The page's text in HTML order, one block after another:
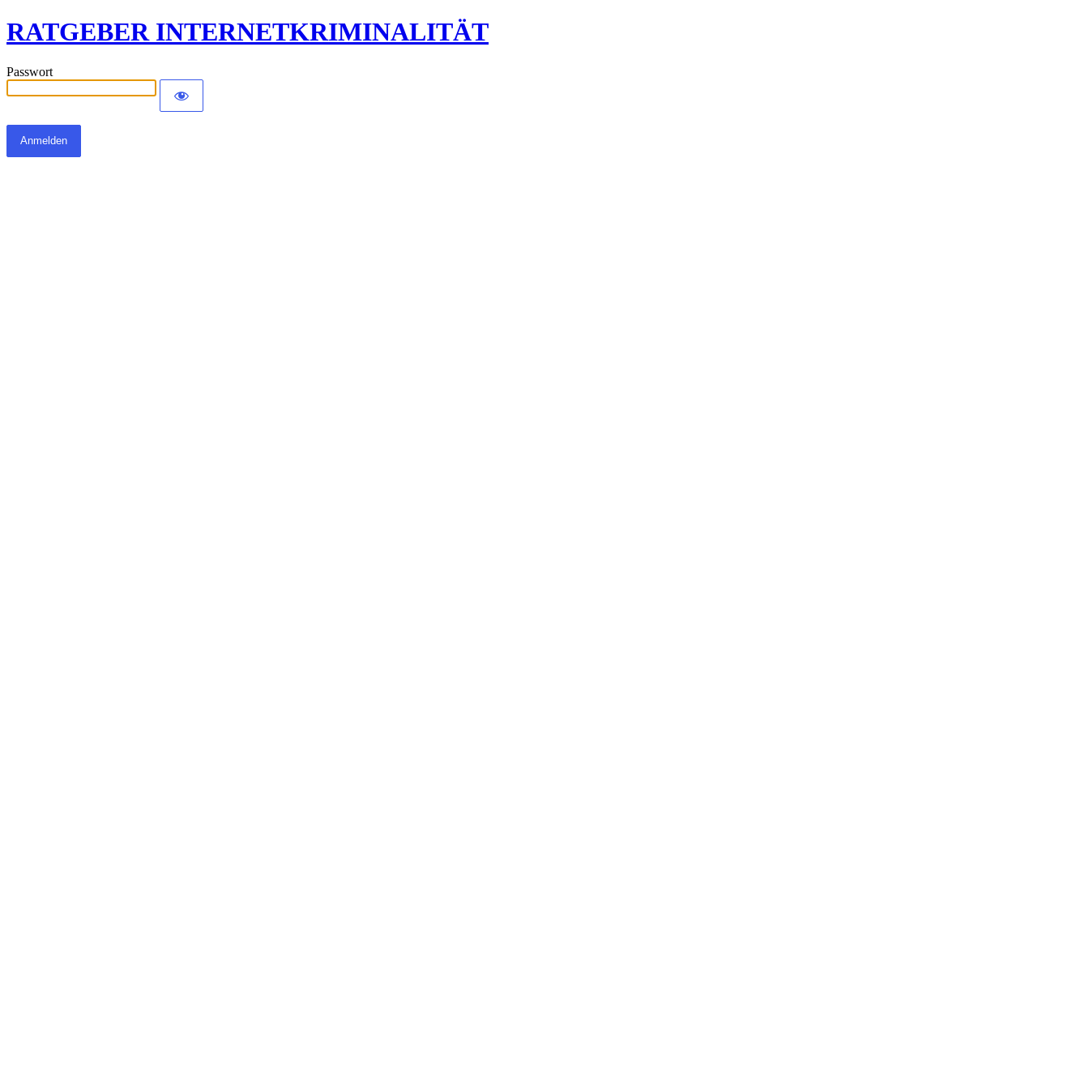
RATGEBER INTERNETKRIMINALITÄT
Passwort